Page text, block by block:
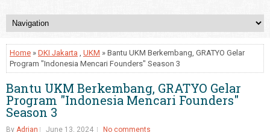
Home » DKI Jakarta , UKM » Bantu UKM Berkembang, GRATYO Gelar
Program "Indonesia Mencari Founders" Season 3
Bantu UKM Berkembang, GRATYO Gelar
Program "Indonesia Mencari Founders"
Season 3
By Adrian June 13, 2024 No comments